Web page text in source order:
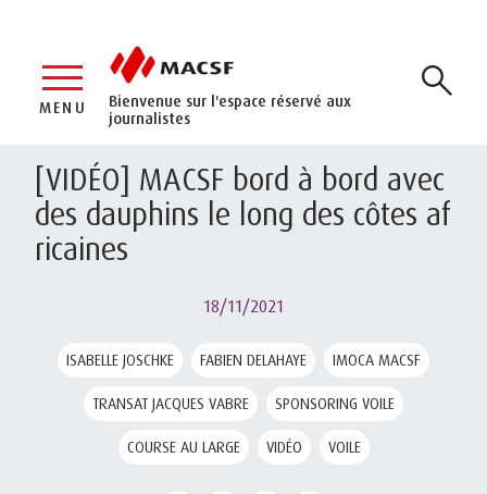
Bienvenue sur l'espace réservé aux
journalistes
MENU
[VIDÉO] MACSF bord à bord avec
des dauphins le long des côtes af
ricaines
18/11/2021
ISABELLE JOSCHKE FABIEN DELAHAYE IMOCA MACSF
TRANSAT JACQUES VABRE SPONSORING VOILE
COURSE AU LARGE VIDÉO VOILE